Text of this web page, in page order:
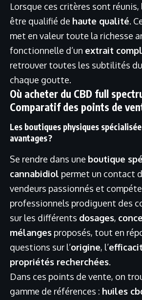
Lorsque ces critères sont
être qualifié de haute qualité.
met en valeur toute la richesse
fonctionnelle d’un extrait
retrouver toutes les subtilités du
chaque goutte.
Où acheter du CBD full
Comparatif des points de
Les boutiques physiques
avantages ?
Se rendre dans une boutique
cannabidiol permet un contact
vendeurs passionnés et
professionnels prodiguent des
sur les différents dosages,
mélanges proposés, tout en
questions sur l’origine, l’
propriétés recherchées.
Dans ces points de vente, on
gamme de références : huiles